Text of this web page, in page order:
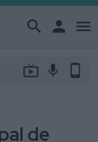
search person menu
live_tv mic phone_android
de